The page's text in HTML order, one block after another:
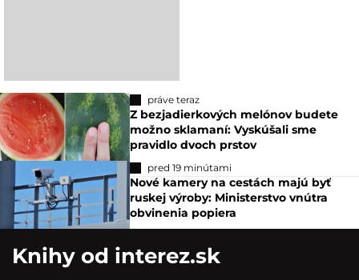
práve teraz
Z bezjadierkových melónov budete
možno sklamaní: Vyskúšali sme
pravidlo dvoch prstov
pred 19 minútami
Nové kamery na cestách majú byť
ruskej výroby: Ministerstvo vnútra
obvinenia popiera
Knihy od interez.sk